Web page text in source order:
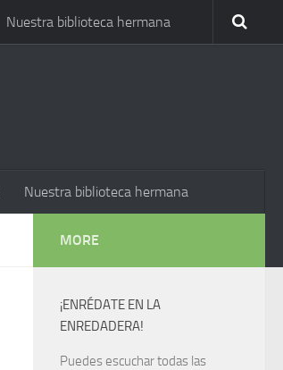
Nuestra biblioteca hermana
Nuestra biblioteca hermana
MORE
¡ENRÉDATE EN LA
ENREDADERA!
Puedes escuchar todas las